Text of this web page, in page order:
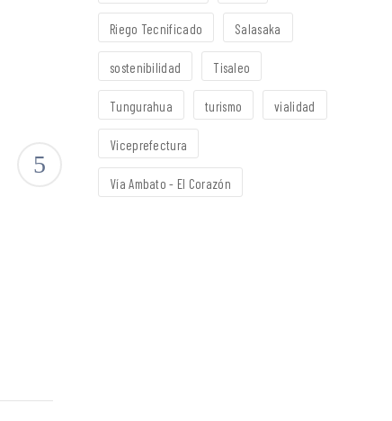
Riego Tecnificado Salasaka
sostenibilidad Tisaleo
Tungurahua turismo vialidad
Viceprefectura
Vía Ambato - El Corazón